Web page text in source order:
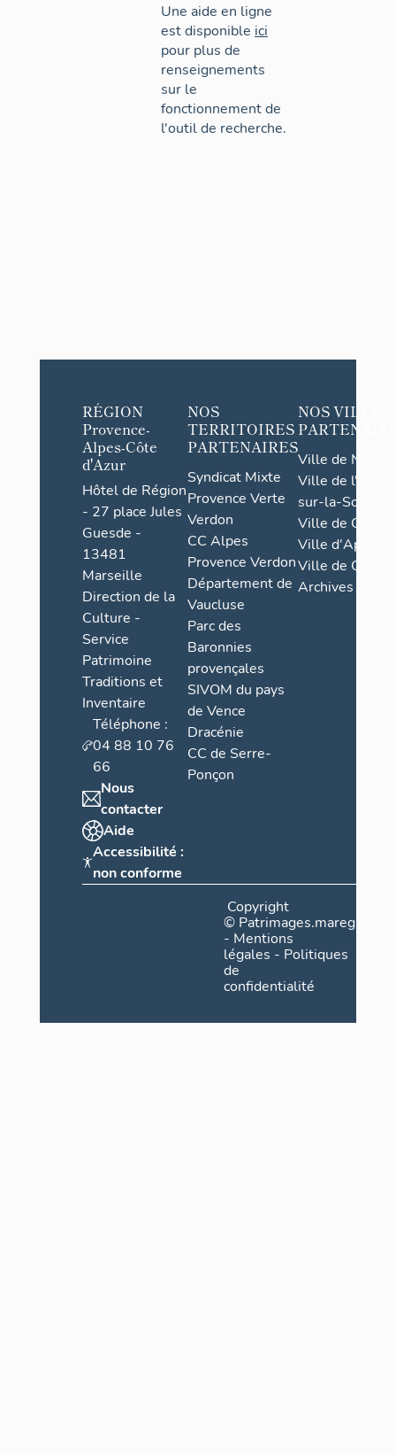
Une aide en ligne
est disponible ici
pour plus de
renseignements
sur le
fonctionnement de
l'outil de recherche.
RÉGION
Provence-
Alpes-Côte
d'Azur
Hôtel de Région
- 27 place Jules
Guesde -
13481
Marseille
Direction de la
Culture -
Service
Patrimoine
Traditions et
Inventaire
Téléphone :
04 88 10 76
66
Nous
contacter
Aide
Accessibilité :
non conforme
NOS
TERRITOIRES
PARTENAIRES
Syndicat Mixte
Provence Verte
Verdon
CC Alpes
Provence Verdon
Département de
Vaucluse
Parc des
Baronnies
provençales
SIVOM du pays
de Vence
Dracénie
CC de Serre-
Ponçon
NOS VILLES
Ville de Nice
Ville de l'Isle-
sur-la-Sorgue
Ville de Grasse
Ville d'Apt
Ville de
Archives
Copyright
©
- Mentions
légales - Politiques
de
confidentialité